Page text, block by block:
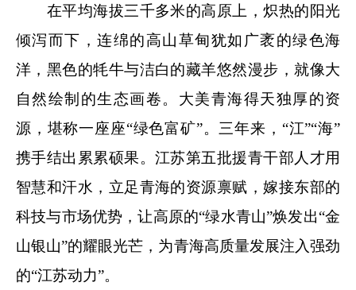
在平均海拔三千多米的高原上，炽热的阳光
倾泻而下，连绵的高山草甸犹如广袤的绿色海
洋，黑色的牦牛与洁白的藏羊悠然漫步，就像大
自然绘制的生态画卷。大美青海得天独厚的资
源，堪称一座座“绿色富矿”。三年来，“江”“海”
携手结出累累硕果。江苏第五批援青干部人才用
智慧和汗水，立足青海的资源禀赋，嫁接东部的
科技与市场优势，让高原的“绿水青山”焕发出“金
山银山”的耀眼光芒，为青海高质量发展注入强劲
的“江苏动力”。